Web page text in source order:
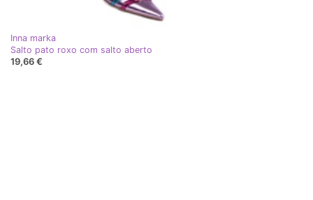
Inna marka
Salto pato roxo com salto aberto
19,66 €